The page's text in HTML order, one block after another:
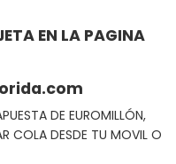
EN LA PAGINA
DE EUROMILLÓN,
COLA DESDE TU MOVIL O